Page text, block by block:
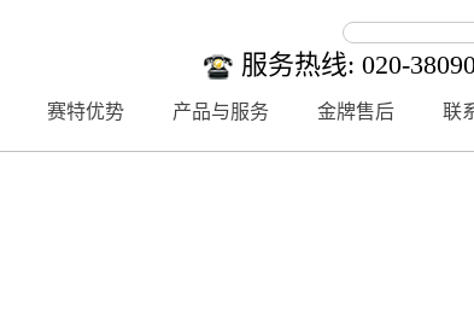
服务热线: 020-
赛特优势 产品与服务 金牌售后 联